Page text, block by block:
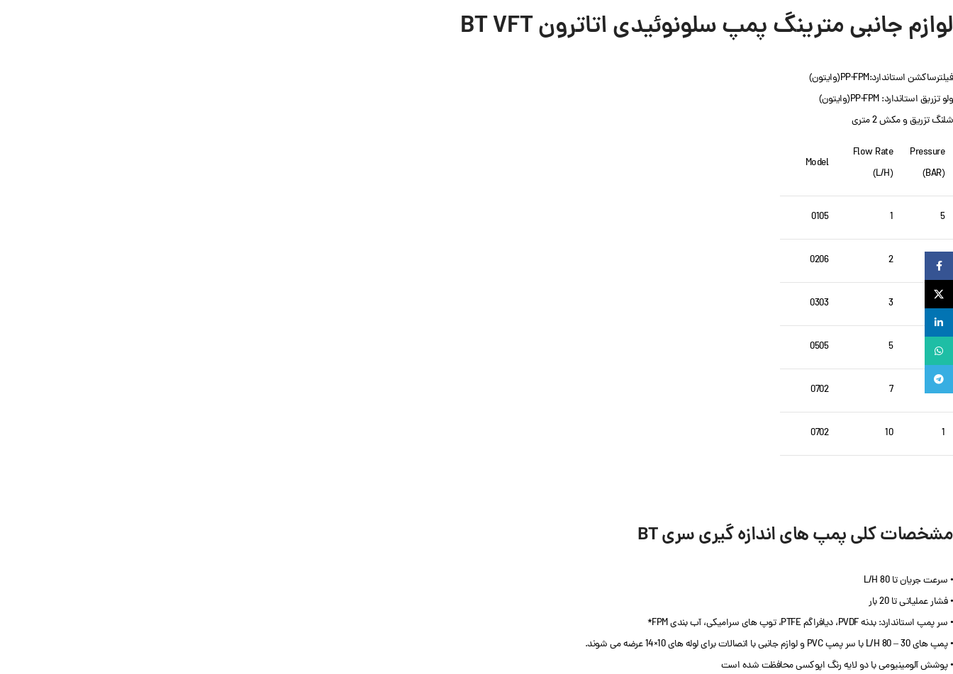
لوازم جانبی مترینگ پمپ سلونوئیدی اتاترون BT VFT
فیلترساکشن استاندارد:PP-FPM(وایتون)
ولو تزریق استاندارد: PP-FPM(وایتون)
شلنگ تزریق و مکش 2 متری
Pressure
(BAR)
Flow Rate
(L/H)
Model
5
1
0105
6
2
0206
3
3
0303
5
5
0505
2
7
0702
1
10
0702
مشخصات کلی پمپ های اندازه گیری سری BT
• سرعت جریان تا 80 L/H
• فشار عملیاتی تا 20 بار
• سر پمپ استاندارد: بدنه PVDF، دیافراگم PTFE، توپ های سرامیکی، آب بندی FPM*
• پمپ های 30 – 80 L/H با سر پمپ PVC و لوازم جانبی با اتصالات برای لوله های 10×14 عرضه می شوند.
• پوشش آلومینیومی با دو لایه رنگ اپوکسی محافظت شده است
Facebook
لینکدین